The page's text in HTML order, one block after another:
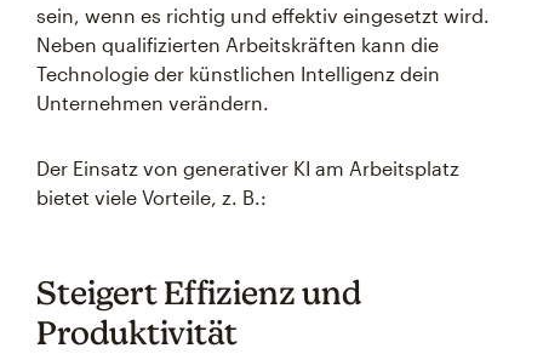
sein, wenn es richtig und effektiv eingesetzt wird.
Neben qualifizierten Arbeitskräften kann die
Technologie der künstlichen Intelligenz dein
Unternehmen verändern.
Der Einsatz von generativer KI am Arbeitsplatz
bietet viele Vorteile, z. B.:
Steigert Effizienz und
Produktivität